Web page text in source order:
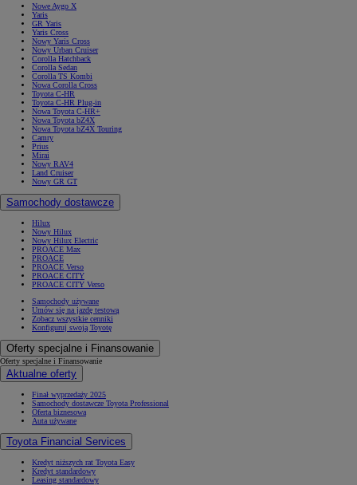
Nowe Aygo X
Yaris
GR Yaris
Yaris Cross
Nowy Yaris Cross
Nowy Urban Cruiser
Corolla Hatchback
Corolla Sedan
Corolla TS Kombi
Nowa Corolla Cross
Toyota C-HR
Toyota C-HR Plug-in
Nowa Toyota C-HR+
Nowa Toyota bZ4X
Nowa Toyota bZ4X Touring
Camry
Prius
Mirai
Nowy RAV4
Land Cruiser
Nowy GR GT
Samochody dostawcze
Hilux
Nowy Hilux
Nowy Hilux Electric
PROACE Max
PROACE
PROACE Verso
PROACE CITY
PROACE CITY Verso
Samochody używane
Umów się na jazdę testową
Zobacz wszystkie cenniki
Konfiguruj swoją Toyotę
Oferty specjalne i Finansowanie
Oferty specjalne i Finansowanie
Aktualne oferty
Finał wyprzedaży 2025
Samochody dostawcze Toyota Professional
Oferta biznesowa
Auta używane
Toyota Financial Services
Kredyt niższych rat Toyota Easy
Kredyt standardowy
Leasing standardowy